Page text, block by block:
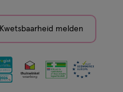
Kwetsbaarheid melden